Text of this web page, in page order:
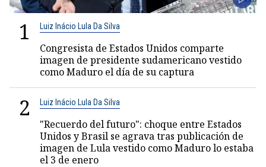
1 Luiz Inácio Lula Da Silva
Congresista de Estados Unidos comparte
imagen de presidente sudamericano vestido
como Maduro el día de su captura
2 Luiz Inácio Lula Da Silva
"Recuerdo del futuro": choque entre Estados
Unidos y Brasil se agrava tras publicación de
imagen de Lula vestido como Maduro lo estaba
el 3 de enero